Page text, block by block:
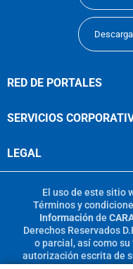
RED DE PORTALES
SERVICIOS
LEGAL
El uso de este sitio
Términos y
Información de
Derechos Reservados
o parcial, así como
autorización escrita de